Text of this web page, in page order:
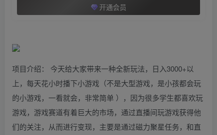
开通会员
项目介绍： 今天给大家带来一种全新玩法，日入3000+以
上，每天花小时播下小游戏（不是大型游戏，是小孩都会玩
的小游戏，一看就会，非常简单 ），因为很多学生都喜欢玩
游戏，游戏赛道有着巨大的市场，通过直播间玩游戏获得他
们的关注，从而进行变现，主要是通过磁力聚星任务，和直